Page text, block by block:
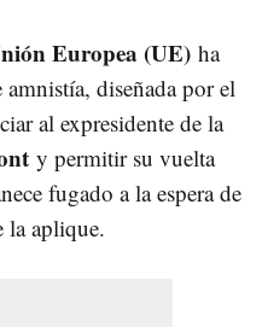
Europea (UE) ha
diseñada por el
al expresidente de la
y permitir su vuelta
fugado a la espera de
la aplique.